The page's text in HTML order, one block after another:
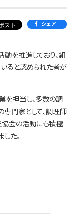
シェア
を推進しており、組
ると認められた者が
を担当し、多数の調
専門家として、調理師
会の活動にも積極
た。